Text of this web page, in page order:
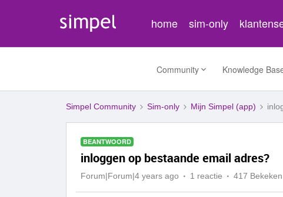
home sim-only
Community Knowledge
Simpel Community Sim-only Mijn Simpel (app)
BEANTWOORD
inloggen op bestaande email adres?
Forum|Forum|4 years ago 1 reactie 417 Bekeken